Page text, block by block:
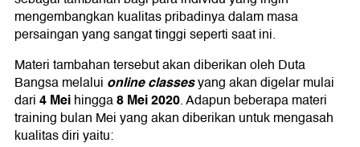
mengembangkan kualitas pribadinya dalam masa
persaingan yang sangat tinggi seperti saat ini.
Materi tambahan tersebut akan diberikan oleh Duta
Bangsa melalui online classesyang akan digelar mulai
dari4 Meihingga8 Mei 2020. Adapun beberapa materi
training bulan Mei yang akan diberikan untuk mengasah
kualitas diri yaitu: